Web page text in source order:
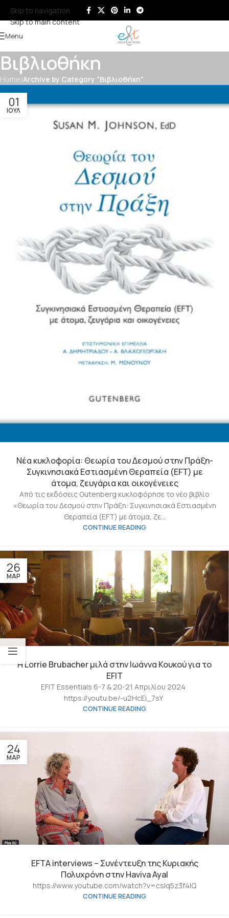
Skip to navigation
Skip to main content
Menu
Βιβλιοθήκη
Home/Archive by Category "Βιβλιοθήκη"
01
ΙΟΎΛ
Νέα κυκλοφορία: Θεωρία του Δεσμού στην Πράξη-
Συγκινησιακά Εστιασμένη Θεραπεία (EFT) με
άτομα, ζευγάρια και οικογένειες
Από τις εκδόσεις Gutenberg κυκλοφόρησε το νέο βιβλίο
«Θεωρία του Δεσμού στην Πράξη: Συγκινησιακά Εστιασμένη
Θεραπεία (EFT) με άτομα, ζε...
CONTINUE READING
26
ΜΑΡ
H Lorrie Brubacher μιλά στην Ιωάννα Κουκού για το
EFIT
EFIT Essentials 6-7 & 20-21 Απριλίου 2024
https://youtu.be/-u2HcEi_7sY
CONTINUE READING
24
ΜΑΡ
EFTA interviews – Συνέντευξη της Κυριακής
Πολυχρόνη στην Haviva Ayal
https://www.youtube.com/watch?v=cslq5z3f4IQ
CONTINUE READING